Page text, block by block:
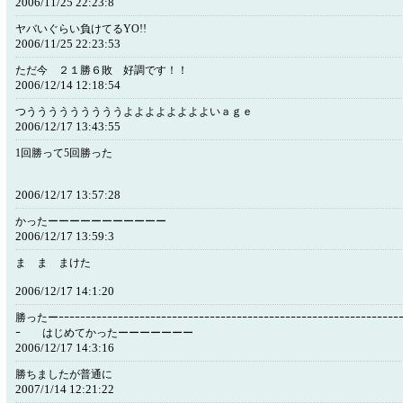
ヤバいぐらい負けてるYO!!
2006/11/25 22:23:53
ただ今 ２１勝６敗 好調です！！
2006/12/14 12:18:54
つうううううううううよよよよよよよよいａｇｅ
2006/12/17 13:43:55
1回勝って5回勝った
2006/12/17 13:57:28
かったーーーーーーーーーーー
2006/12/17 13:59:3
ま ま まけた
2006/12/17 14:1:20
勝ったーｰｰｰｰｰｰｰｰｰｰｰｰｰｰｰｰｰｰｰｰｰｰｰｰｰｰｰｰｰｰｰｰｰｰｰｰｰｰｰｰｰｰｰｰｰｰｰｰｰｰｰｰｰｰｰｰｰｰｰｰｰｰｰ
ｰ はじめてかったーーーーーーー
2006/12/17 14:3:16
勝ちましたが普通に
2007/1/14 12:21:22